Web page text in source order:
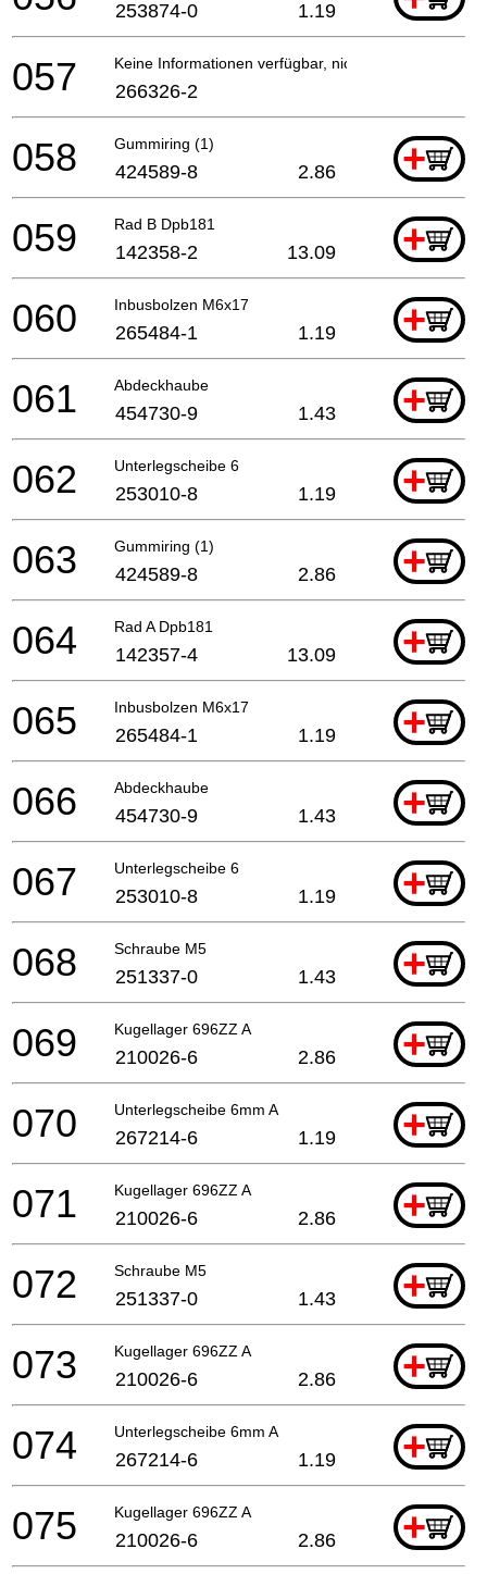
253874-0 1.19
Keine Informationen verfügbar, nicht bestellbar
057 266326-2
Gummiring (1) +
058 424589-8 2.86
Rad B Dpb181 +
059 142358-2 13.09
Inbusbolzen M6x17 +
060 265484-1 1.19
Abdeckhaube +
061 454730-9 1.43
Unterlegscheibe 6 +
062 253010-8 1.19
Gummiring (1) +
063 424589-8 2.86
Rad A Dpb181 +
064 142357-4 13.09
Inbusbolzen M6x17 +
065 265484-1 1.19
Abdeckhaube +
066 454730-9 1.43
Unterlegscheibe 6 +
067 253010-8 1.19
Schraube M5 +
068 251337-0 1.43
Kugellager 696ZZ A +
069 210026-6 2.86
Unterlegscheibe 6mm A +
070 267214-6 1.19
Kugellager 696ZZ A +
071 210026-6 2.86
Schraube M5 +
072 251337-0 1.43
Kugellager 696ZZ A +
073 210026-6 2.86
Unterlegscheibe 6mm A +
074 267214-6 1.19
Kugellager 696ZZ A +
075 210026-6 2.86